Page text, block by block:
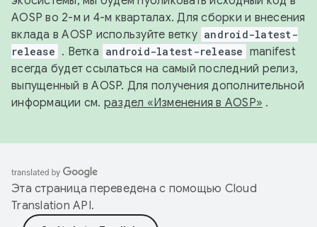
AOSP во 2-м и 4-м кварталах. Для сборки и внесения
вклада в AOSP используйте ветку android-latest-
release . Ветка android-latest-release manifest
всегда будет ссылаться на самый последний релиз,
выпущенный в AOSP. Для получения дополнительной
информации см. раздел «Изменения в AOSP» .
Эта страница переведена с помощью Cloud
Translation API.